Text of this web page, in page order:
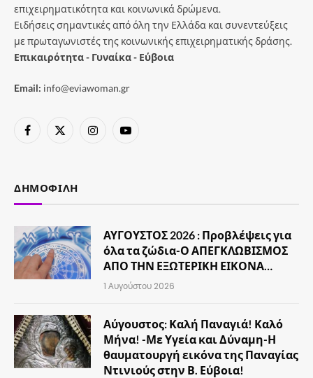
επιχειρηματικότητα και κοινωνικά δρώμενα.
Ειδήσεις σημαντικές από όλη την Ελλάδα και συνεντεύξεις
με πρωταγωνιστές της κοινωνικής επιχειρηματικής δράσης.
Επικαιρότητα - Γυναίκα - Εύβοια
Email: info@eviawoman.gr
Facebook
X
InstagramYouTube
ΔΗΜΟΦΙΛΉ
ΑΥΓΟΥΣΤΟΣ 2026 : Προβλέψεις για
όλα τα ζώδια-Ο ΑΠΕΓΚΛΩΒΙΣΜΟΣ
ΑΠΟ ΤΗΝ ΕΞΩΤΕΡΙΚΗ ΕΙΚΟΝΑ…
1 Αυγούστου 2026
Αύγουστος: Καλή Παναγιά! Καλό
Μήνα! -Με Υγεία και Δύναμη-Η
θαυματουργή εικόνα της Παναγίας
Ντινιούς στην Β. Εύβοια!